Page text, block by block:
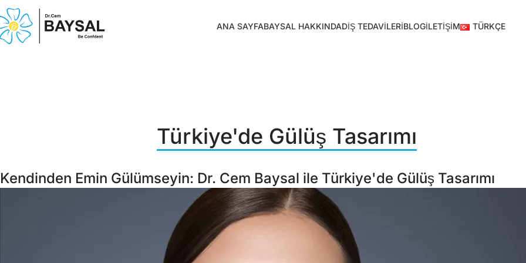
ANA SAYFABAYSAL HAKKINDADIŞ TEDAVILERIBLOGİLETIŞIM TÜRKÇE
Türkiye'de Gülüş Tasarımı
Kendinden Emin Gülümseyin: Dr. Cem Baysal ile Türkiye'de Gülüş Tasarımı